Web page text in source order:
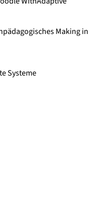
Making in
Systeme